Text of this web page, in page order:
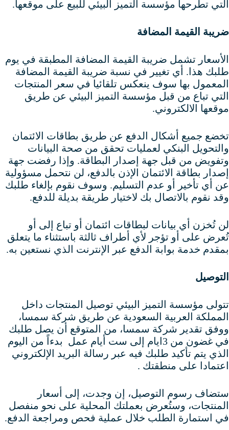
التي تطرحها مؤسسة التميز البيئي للبيع على موقعها.
ضريبة القيمة المضافة
الأسعار تشمل ضريبة القيمة المضافة المطبقة في يوم
طلبك هذا. أي تغيير في نسبة ضريبة القيمة المضافة
المعمول بها سوف ينعكس تلقائيا في سعر المنتجات
التي تباع من قبل مؤسسة التميز البيئي عن طريق
موقعها الالكتروني.
تخضع جميع أشكال الدفع عن طريق بطاقات الائتمان
والتحويل البنكي لعمليات تحقق من صحة البيانات
وتفويض من قبل جهة إصدار البطاقة. وإذا رفضت جهة
إصدار بطاقة الائتمان الإذن بالدفع، لن نتحمل مسؤولية
عن أي تأخير أو عدم التسليم. وسوف نقوم بإلغاء طلبك
وقد نقوم بالاتصال بك لاختيار طريقة بديلة للدفع.
لن تُخزن أي بيانات لبطاقات ائتمان أو تباع إلى أو
تُعرض على أو تؤجر لأي أطراف ثالثة باستثناء ما يتعلق
بمقدم خدمة بوابة الدفع عبر الإنترنت الذي نستعين به.
التوصيل
تتولى مؤسسة التميز البيئي توصيل المنتجات داخل
المملكة العربية السعودية عن طريق شركة سمسا،
ووفق تقدير شركة سمسا، من المتوقع أن يصل طلبك
في غضون من 3ايام إلى ست أيام عمل بدءاً من اليوم
الذي يتم تأكيد طلبك فيه عبر رسالة البريد الإلكتروني
اعتمادا على منطقتك .
ستضاف رسوم التوصيل، إن وجدت، إلى أسعار
المنتجات، وستُعرض بعملتك المحلية على نحو منفصل
في استمارة الطلب خلال عملية فحص ومراجعة الدفع.